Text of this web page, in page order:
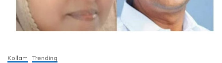
Kollam Trending